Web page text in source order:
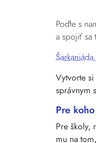
Poďte s
a spojiť sa
Vytvorte
správnym
Pre
Pre školy,
mu na